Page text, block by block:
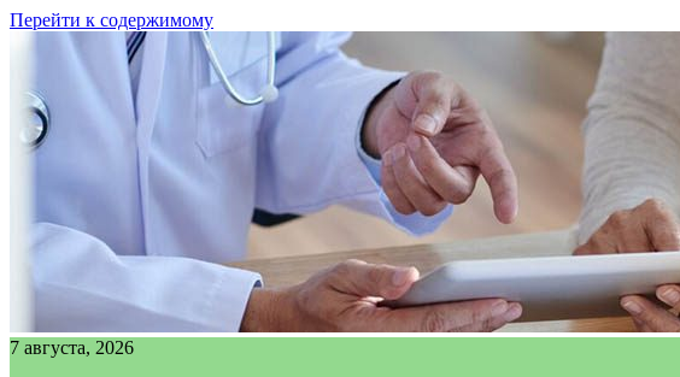
Перейти к содержимому
7 августа, 2026